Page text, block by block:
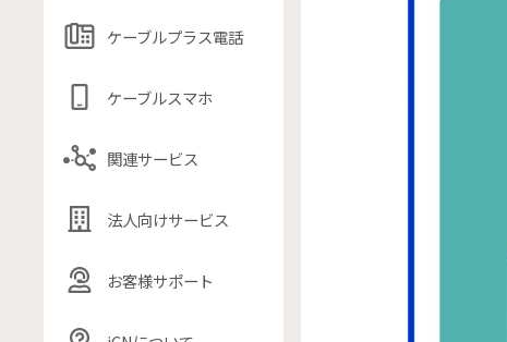
ケーブルプラス電話
ケーブルスマホ
関連サービス
法人向けサービス
お客様サポート